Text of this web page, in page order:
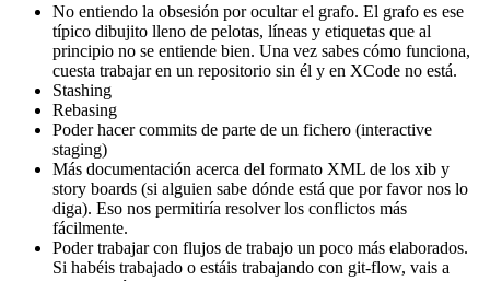
No entiendo la obsesión por ocultar el grafo. El grafo es ese
típico dibujito lleno de pelotas, líneas y etiquetas que al
principio no se entiende bien. Una vez sabes cómo funciona,
cuesta trabajar en un repositorio sin él y en XCode no está.
Stashing
Rebasing
Poder hacer commits de parte de un fichero (interactive
staging)
Más documentación acerca del formato XML de los xib y
story boards (si alguien sabe dónde está que por favor nos lo
diga). Eso nos permitiría resolver los conflictos más
fácilmente.
Poder trabajar con flujos de trabajo un poco más elaborados.
Si habéis trabajado o estáis trabajando con git-flow, vais a